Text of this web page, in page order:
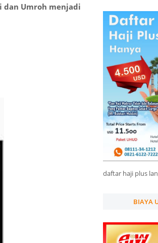
dan Umroh menjadi
daftar haji plus
BIAYA